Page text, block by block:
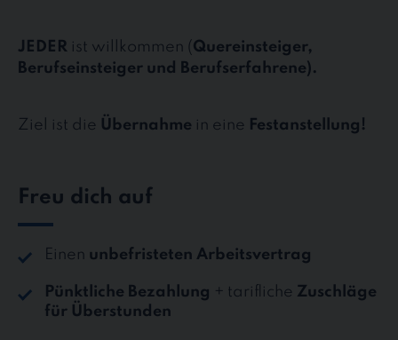
JEDER ist willkommen (Quereinsteiger,
Berufseinsteiger und Berufserfahrene).
Ziel ist die Übernahme in eine Festanstellung!
Freu dich auf
Einen unbefristeten Arbeitsvertrag
Pünktliche Bezahlung + tarifliche Zuschläge
für Überstunden